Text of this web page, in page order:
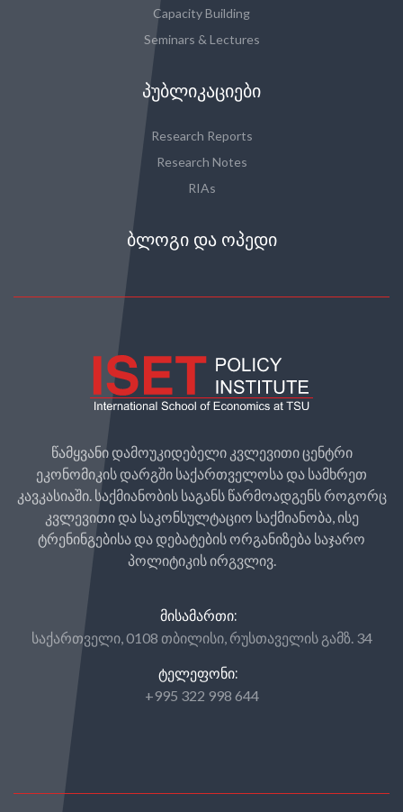
Capacity Building
Seminars & Lectures
ᲞᲣᲑᲚᲘᲙᲐᲪᲘᲔᲑᲘ
Research Reports
Research Notes
RIAs
ᲑᲚᲝᲒᲘ ᲓᲐ ᲝᲞᲔᲓᲘ
წამყვანი დამოუკიდებელი კვლევითი ცენტრი
ეკონომიკის დარგში საქართველოსა და სამხრეთ
კავკასიაში. საქმიანობის საგანს წარმოადგენს როგორც
კვლევითი და საკონსულტაციო საქმიანობა, ისე
ტრენინგებისა და დებატების ორგანიზება საჯარო
პოლიტიკის ირგვლივ.
ᲛᲘᲡᲐᲛᲐᲠᲗᲘ:
საქართველი, 0108 თბილისი, რუსთაველის გამზ. 34
ᲢᲔᲚᲔᲤᲝᲜᲘ:
+995 322 998 644